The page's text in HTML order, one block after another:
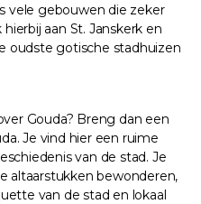
vele gebouwen die zeker
aan St. Janskerk en
oudste gotische stadhuizen
Gouda? Breng dan een
Je vind hier een ruime
van de stad. Je
altaarstukken bewonderen,
van de stad en lokaal